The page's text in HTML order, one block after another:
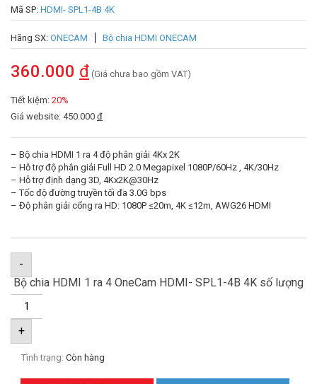
Mã SP: HDMI- SPL1-4B 4K
Hãng SX: ONECAM Bộ chia HDMI ONECAM
360.000 đ (Giá chưa bao gồm VAT)
Tiết kiệm: 20%
Giá website: 450.000 đ
– Bộ chia HDMI 1 ra 4 độ phân giải 4Kx 2K
– Hỗ trợ độ phân giải Full HD 2.0 Megapixel 1080P/60Hz , 4K/30Hz
– Hỗ trợ định dạng 3D, 4Kx2K@30Hz
– Tốc độ đường truyền tối đa 3.0G bps
– Độ phân giải cổng ra HD: 1080P ≤20m, 4K ≤12m, AWG26 HDMI
-
Bộ chia HDMI 1 ra 4 OneCam HDMI- SPL1-4B 4K số lượng
+
Tình trạng: Còn hàng